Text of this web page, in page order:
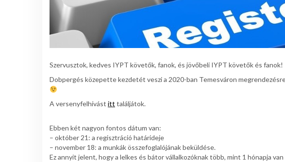
Szervusztok, kedves IYPT követők, fanok, és jövőbeli IYPT követők és fanok!
Dobpergés közepette kezdetét veszi a 2020-ban Temesváron
A versenyfelhívást itt találjátok.
Ebben két nagyon fontos dátum van:
– október 21: a regisztráció határideje
– november 18: a munkák összefoglalójának beküldése.
Ez annyit jelent, hogy a lelkes és bátor vállalkozóknak több, mint 1 hónapja